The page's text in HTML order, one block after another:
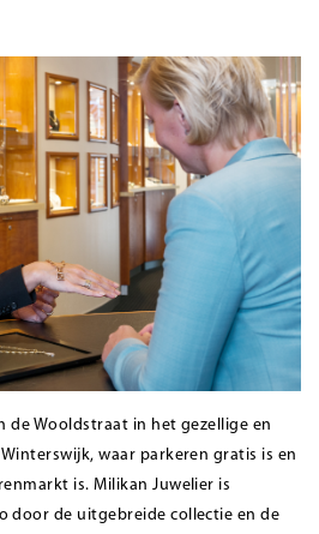
de Wooldstraat in het gezellige en
waar parkeren gratis is en
is. Milikan Juwelier is
door de uitgebreide collectie en de